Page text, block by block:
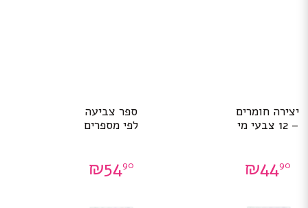
יצירה חומרים
– 12 צבעי מי
₪4490
ספר צביעה
לפי מספרים
₪5490